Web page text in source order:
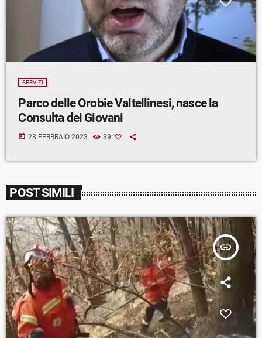
SERVIZI
Parco delle Orobie Valtellinesi, nasce la
Consulta dei Giovani
today 28 FEBBRAIO 2023 39
POST SIMILI
insert_link